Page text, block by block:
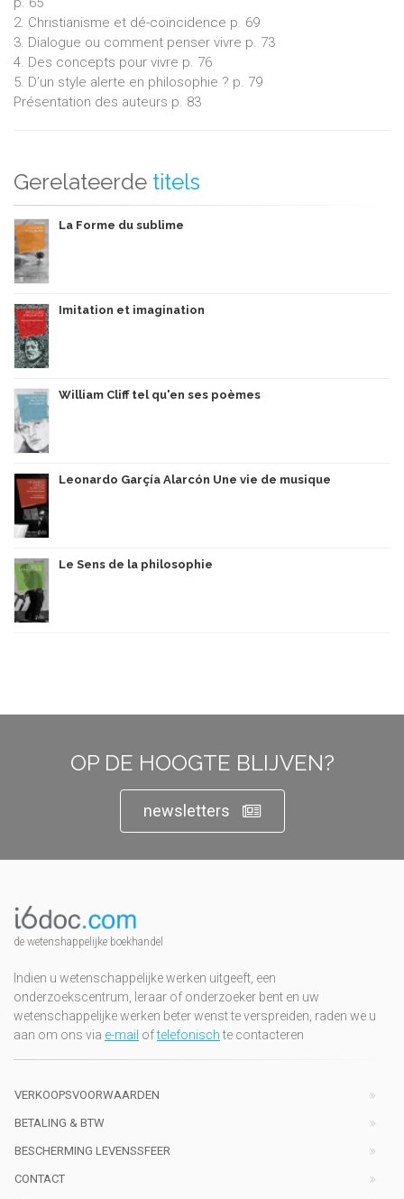
2. Christianisme et dé-coïncidence p. 69
3. Dialogue ou comment penser vivre p. 73
4. Des concepts pour vivre p. 76
5. D’un style alerte en philosophie ? p. 79
Présentation des auteurs p. 83
Gerelateerde titels
La Forme du sublime
Imitation et imagination
William Cliff tel qu'en ses poèmes
Leonardo Garçía Alarcón Une vie de musique
Le Sens de la philosophie
OP DE HOOGTE BLIJVEN?
newsletters
de wetenshappelijke boekhandel
Indien u wetenschappelijke werken uitgeeft, een
onderzoekscentrum, leraar of onderzoeker bent en uw
wetenschappelijke werken beter wenst te verspreiden, raden we u
aan om ons via e-mail oftelefonischte contacteren
VERKOOPSVOORWAARDEN
BETALING & BTW
BESCHERMING LEVENSSFEER
CONTACT